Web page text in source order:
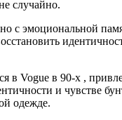
случайно.
с эмоциональной
в Vogue в 90-х ,
и чувстве
одежде.